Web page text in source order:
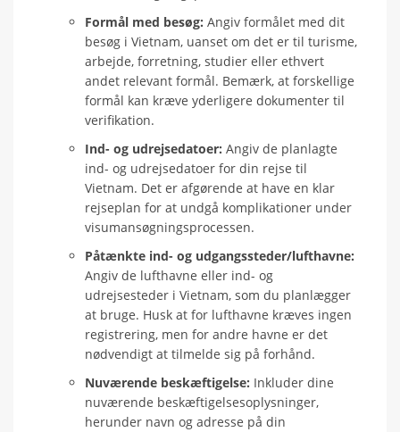
Formål med besøg: Angiv formålet med dit
besøg i Vietnam, uanset om det er til turisme,
arbejde, forretning, studier eller ethvert
andet relevant formål. Bemærk, at forskellige
formål kan kræve yderligere dokumenter til
verifikation.
Ind- og udrejsedatoer: Angiv de planlagte
ind- og udrejsedatoer for din rejse til
Vietnam. Det er afgørende at have en klar
rejseplan for at undgå komplikationer under
visumansøgningsprocessen.
Påtænkte ind- og udgangssteder/lufthavne:
Angiv de lufthavne eller ind- og
udrejsesteder i Vietnam, som du planlægger
at bruge. Husk at for lufthavne kræves ingen
registrering, men for andre havne er det
nødvendigt at tilmelde sig på forhånd.
Nuværende beskæftigelse: Inkluder dine
nuværende beskæftigelsesoplysninger,
herunder navn og adresse på din